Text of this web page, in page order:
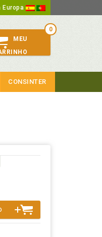
Europa
0
MEU
CONSINTER